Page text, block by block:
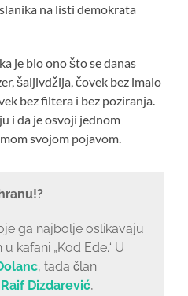
na listi demokrata
je bio ono što se danas
šaljivdžija, čovek bez imalo
bez filtera i bez poziranja.
i da je osvoji jednom
svojom pojavom.
ga najbolje oslikavaju
kafani „Kod Ede.“ U
, tada član
Raif Dizdarević,